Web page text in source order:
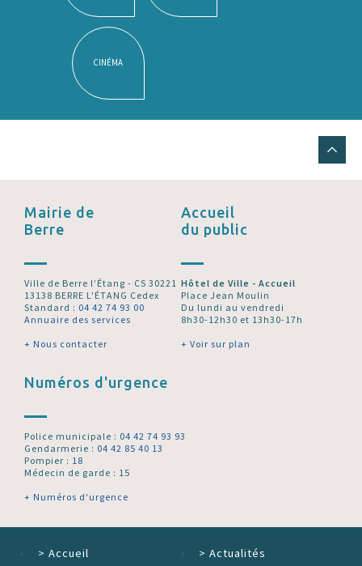
CINÉMA
Mairie de
Berre
Ville de Berre l’Étang - CS 30221
13138 BERRE L'ÉTANG Cedex
Standard : 04 42 74 93 00
Annuaire des services
+ Nous contacter
Accueil
du public
Hôtel de Ville - Accueil
Place Jean Moulin
Du lundi au vendredi
8h30-12h30 et 13h30-17h
+ Voir sur plan
Numéros d'urgence
Police municipale : 04 42 74 93 93
Gendarmerie : 04 42 85 40 13
Pompier : 18
Médecin de garde : 15
+ Numéros d'urgence
> Accueil > Actualités